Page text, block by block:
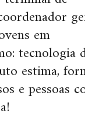
em
tecnologia
estima,
e pessoas